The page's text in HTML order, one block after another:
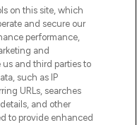
on this site, which
and secure our
performance,
and
and third parties to
such as IP
URLs, searches
and other
to provide enhanced